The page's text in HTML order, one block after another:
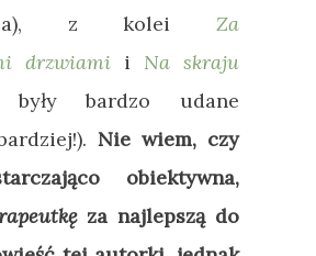
z kolei Za
drzwiamii Na skraju
były bardzo udane
Nie wiem, czy
obiektywna,
za najlepszą do